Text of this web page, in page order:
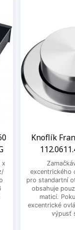
x
Knoflík
excentrického
pro standartní
obsahuje
maticí.
excentrické
výpusť